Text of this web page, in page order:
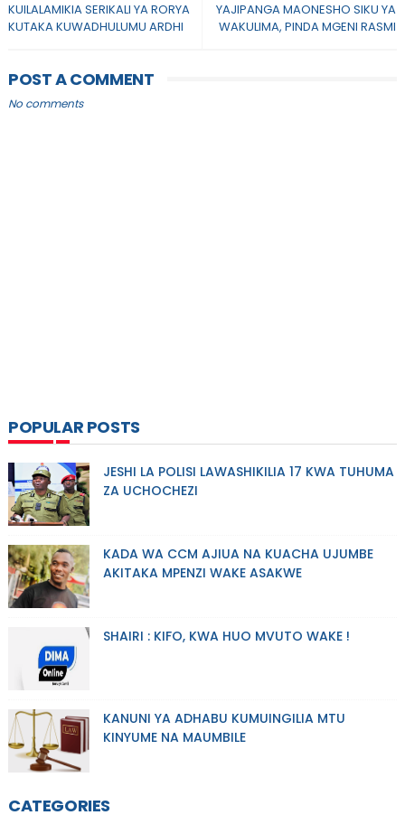
YAJIPANGA MAONESHO SIKU YA
WAKULIMA, PINDA MGENI RASMI
KUILALAMIKIA SERIKALI YA RORYA
KUTAKA KUWADHULUMU ARDHI
POST A COMMENT
No comments
POPULAR POSTS
JESHI LA POLISI LAWASHIKILIA 17 KWA TUHUMA
ZA UCHOCHEZI
KADA WA CCM AJIUA NA KUACHA UJUMBE
AKITAKA MPENZI WAKE ASAKWE
SHAIRI : KIFO, KWA HUO MVUTO WAKE !
KANUNI YA ADHABU KUMUINGILIA MTU
KINYUME NA MAUMBILE
CATEGORIES